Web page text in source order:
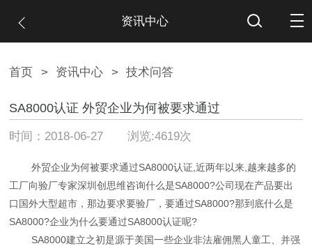
资讯中心
首页 > 资讯中心 > 技术问答
SA8000认证 外贸企业为何被要求通过
时间：2018-06-27 浏览:4619次
外贸企业为何被要求通过SA8000认证,近两年以来,越来越多的
工厂向验厂专家深圳创思维咨询什么是SA8000?公司现在产品要出
口国外大型超市，那边要求要验厂，要通过SA8000?那到底什么是
SA8000?企业为什么要通过SA8000认证呢?
SA8000建立之初是源于美国一些企业非法雇佣黑人童工、并强